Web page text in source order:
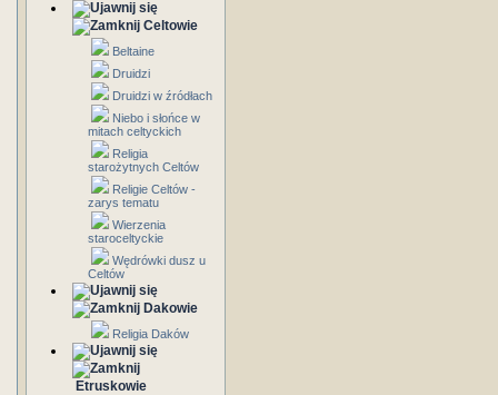
Celtowie
Beltaine
Druidzi
Druidzi w źródłach
Niebo i słońce w
mitach celtyckich
Religia
starożytnych Celtów
Religie Celtów -
zarys tematu
Wierzenia
staroceltyckie
Wędrówki dusz u
Celtów
Dakowie
Religia Daków
Etruskowie